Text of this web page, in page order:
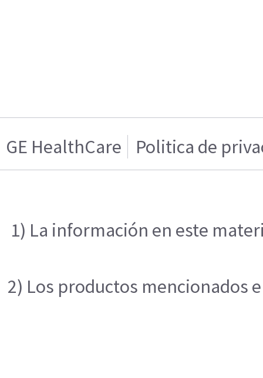
GE HealthCare Politica de
1) La información en este
2) Los productos mencionados